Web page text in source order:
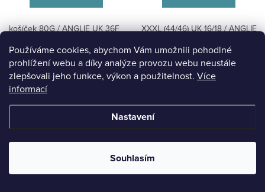
Používáme cookies, abychom Vám umožnili pohodlné
prohlížení webu a díky analýze provozu webu neustále
zlepšovali jeho funkce, výkon a použitelnost. Více
informací
Nastavení
Souhlasím
košíček 80G / ANGLIE UK 36F
Kód:08/11/24/53
XXXL (44/46) UK 16/18 / ANGLIE
Kód:07/11/24/18
Velikost
Barva
Velikost